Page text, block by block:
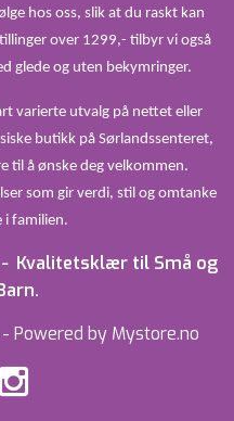
hos oss, slik at du raskt kan
over 1299,- tilbyr vi også
glede og uten bekymringer.
varierte utvalg på nettet eller
butikk på Sørlandssenteret,
til å ønske deg velkommen.
som gir verdi, stil og omtanke
i familien.
Kvalitetsklær til Små og
Powered by Mystore.no